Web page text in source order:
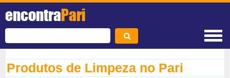
encontraPari
Produtos de Limpeza no Pari